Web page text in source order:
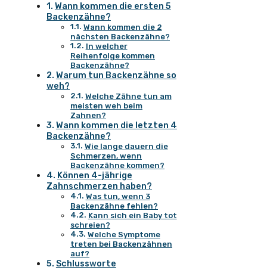
Wann kommen die ersten 5
Backenzähne?
Wann kommen die 2
nächsten Backenzähne?
In welcher
Reihenfolge kommen
Backenzähne?
Warum tun Backenzähne so
weh?
Welche Zähne tun am
meisten weh beim
Zahnen?
Wann kommen die letzten 4
Backenzähne?
Wie lange dauern die
Schmerzen, wenn
Backenzähne kommen?
Können 4-jährige
Zahnschmerzen haben?
Was tun, wenn 3
Backenzähne fehlen?
Kann sich ein Baby tot
schreien?
Welche Symptome
treten bei Backenzähnen
auf?
Schlussworte